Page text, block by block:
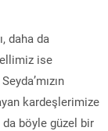
daha da
ise
kardeşlerimize
böyle güzel bir